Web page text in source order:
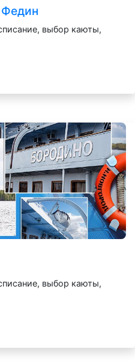
Федин
выбор каюты,
выбор каюты,